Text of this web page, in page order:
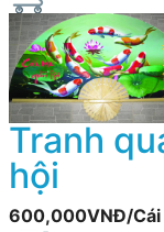
Tranh
hội
600,000VNĐ/Cái